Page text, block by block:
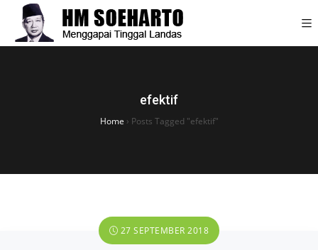
efektif
Home › Posts Tagged "efektif"
27 SEPTEMBER 2018